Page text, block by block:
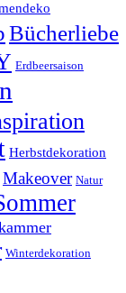
Bücherliebe
Erdbeersaison
Herbstdekoration
Makeover Natur
Winterdekoration